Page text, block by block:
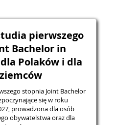
pierwszego
Bachelor in
Polaków i dla
stopnia Joint Bachelor
się w roku
prowadzona dla osób
obywatelstwa oraz dla